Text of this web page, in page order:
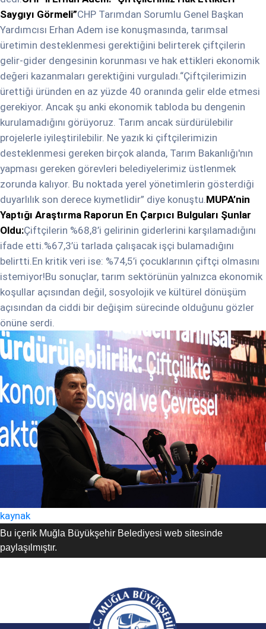
Saygıyı Görmeli”CHP Tarımdan Sorumlu Genel Başkan
Yardımcısı Erhan Adem ise konuşmasında, tarımsal
üretimin desteklenmesi gerektiğini belirterek çiftçilerin
gelir-gider dengesinin korunması ve hak ettikleri ekonomik
değeri kazanmaları gerektiğini vurguladı.“Çiftçilerimizin
ürettiği üründen en az yüzde 40 oranında gelir elde etmesi
gerekiyor. Ancak şu anki ekonomik tabloda bu dengenin
kurulamadığını görüyoruz. Tarım ancak sürdürülebilir
projelerle iyileştirilebilir. Ne yazık ki çiftçilerimizin
desteklenmesi gereken birçok alanda, Tarım Bakanlığı'nın
yapması gereken görevleri belediyelerimiz üstlenmek
zorunda kalıyor. Bu noktada yerel yönetimlerin gösterdiği
duyarlılık son derece kıymetlidir” diye konuştu.MUPA’nin
Yaptığı Araştırma Raporun En Çarpıcı Bulguları Şunlar
Oldu:Çiftçilerin %68,8’i gelirinin giderlerini karşılamadığını
ifade etti.%67,3’ü tarlada çalışacak işçi bulamadığını
belirtti.En kritik veri ise: %74,5’i çocuklarının çiftçi olmasını
istemiyor!Bu sonuçlar, tarım sektörünün yalnızca ekonomik
koşullar açısından değil, sosyolojik ve kültürel dönüşüm
açısından da ciddi bir değişim sürecinde olduğunu gözler
önüne serdi.
kaynak
Bu içerik Muğla Büyükşehir Belediyesi web sitesinde
paylaşılmıştır.